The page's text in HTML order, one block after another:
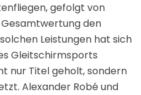
gefolgt von
Gesamtwertung den
Leistungen hat sich
Gleitschirmsports
nur Titel geholt, sondern
Alexander Robé und